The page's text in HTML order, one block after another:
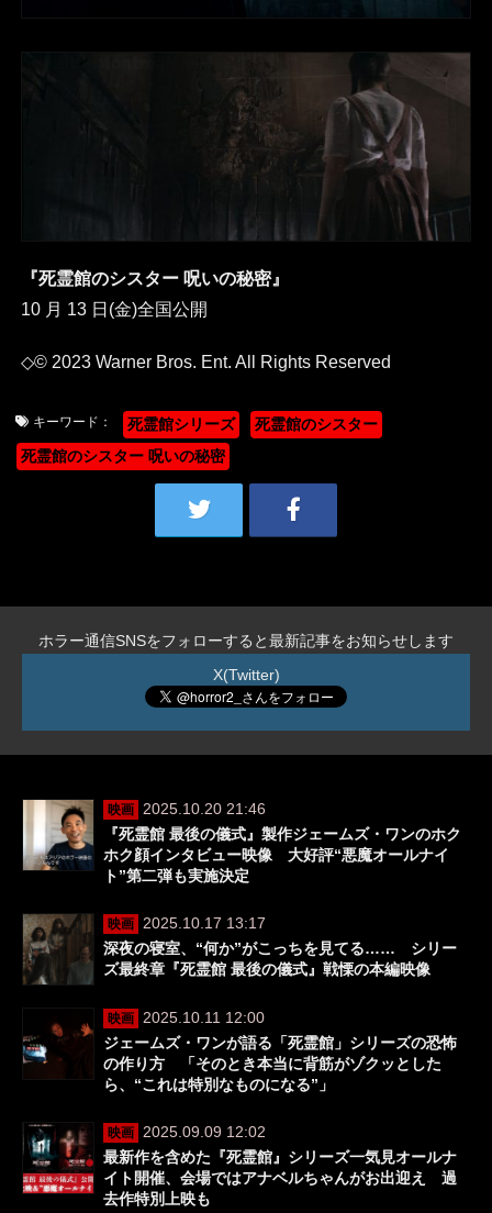
『死霊館のシスター 呪いの秘密』
10 月 13 日(金)全国公開
◇© 2023 Warner Bros. Ent. All Rights Reserved
キーワード： 死霊館シリーズ
死霊館のシスター
死霊館のシスター 呪いの秘密
ホラー通信SNSをフォローすると最新記事をお知らせします
X(Twitter)
映画
2025.10.20 21:46
『死霊館 最後の儀式』製作ジェームズ・ワンのホク
ホク顔インタビュー映像 大好評“悪魔オールナイ
ト”第二弾も実施決定
映画
2025.10.17 13:17
深夜の寝室、“何か”がこっちを見てる…… シリー
ズ最終章『死霊館 最後の儀式』戦慄の本編映像
映画
2025.10.11 12:00
ジェームズ・ワンが語る「死霊館」シリーズの恐怖
の作り方 「そのとき本当に背筋がゾクッとした
ら、“これは特別なものになる”」
映画
2025.09.09 12:02
最新作を含めた『死霊館』シリーズ一気見オールナ
イト開催、会場ではアナベルちゃんがお出迎え 過
去作特別上映も